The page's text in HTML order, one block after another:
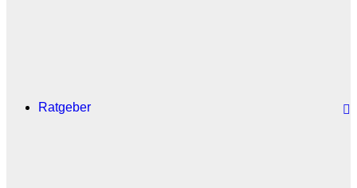
Ratgeber